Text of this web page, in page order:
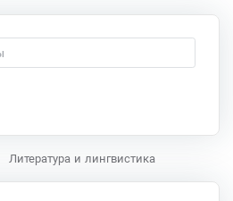
Литература и лингвистика